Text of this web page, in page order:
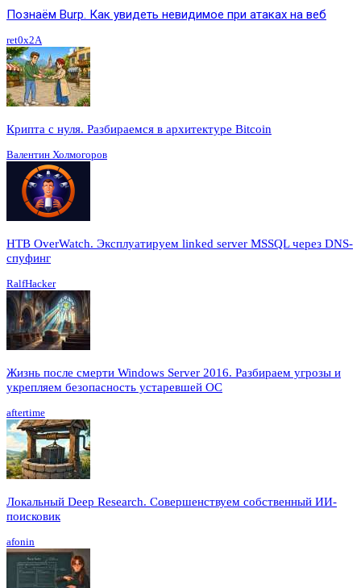
Познаём Burp. Как увидеть невидимое при атаках на веб
ret0x2A
Крипта с нуля. Разбираемся в архитектуре Bitcoin
Валентин Холмогоров
HTB OverWatch. Эксплуатируем linked server MSSQL через DNS-
спуфинг
RalfHacker
Жизнь после смерти Windows Server 2016. Разбираем угрозы и
укрепляем безопасность устаревшей ОС
aftertime
Локальный Deep Research. Совершенствуем собственный ИИ-
поисковик
afonin